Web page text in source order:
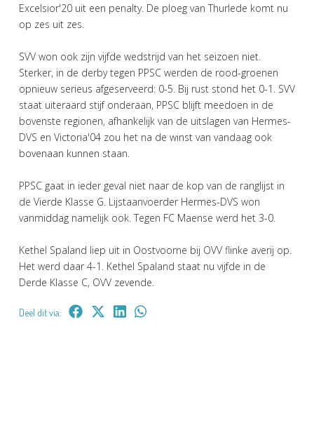
Excelsior'20 uit een penalty. De ploeg van Thurlede komt nu
op zes uit zes.
SVV won ook zijn vijfde wedstrijd van het seizoen niet.
Sterker, in de derby tegen PPSC werden de rood-groenen
opnieuw serieus afgeserveerd: 0-5. Bij rust stond het 0-1. SVV
staat uiteraard stijf onderaan, PPSC blijft meedoen in de
bovenste regionen, afhankelijk van de uitslagen van Hermes-
DVS en Victoria'04 zou het na de winst van vandaag ook
bovenaan kunnen staan.
PPSC gaat in ieder geval niet naar de kop van de ranglijst in
de Vierde Klasse G. Lijstaanvoerder Hermes-DVS won
vanmiddag namelijk ook. Tegen FC Maense werd het 3-0.
Kethel Spaland liep uit in Oostvoorne bij OVV flinke averij op.
Het werd daar 4-1. Kethel Spaland staat nu vijfde in de
Derde Klasse C, OVV zevende.
Deel dit via: